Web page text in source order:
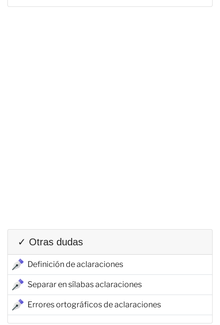
✓ Otras dudas
Definición de aclaraciones
Separar en sílabas aclaraciones
Errores ortográficos de aclaraciones